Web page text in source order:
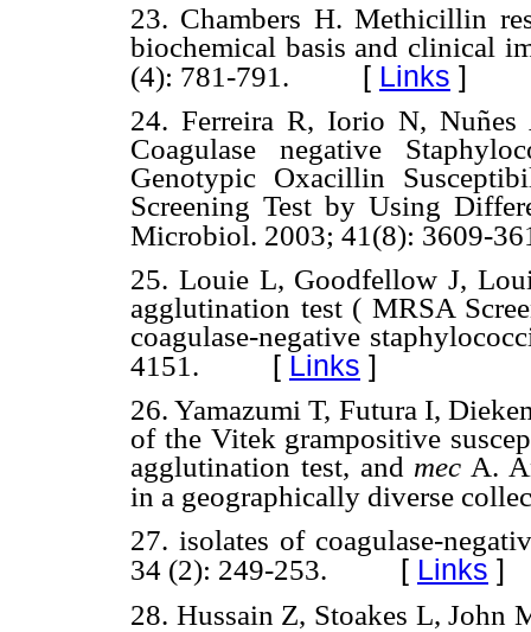
23. Chambers H. Methicillin
biochemical basis and clinical
(4): 781-791.
[ Links ]
24. Ferreira R, Iorio N, Nuñes
Coagulase negative
Genotypic Oxacillin
Screening Test by Using
Microbiol. 2003; 41(8): 3609-
25. Louie L, Goodfellow J,
agglutination test ( MRSA
coagulase-negative
4151.
[ Links ]
26.Yamazumi T, Futura I,
of the Vitek grampositive
agglutination test, and mec A.
in a geographically diverse
27. isolates of coagulase-
34 (2): 249-253.
[ Links ]
28. Hussain Z, Stoakes L, John